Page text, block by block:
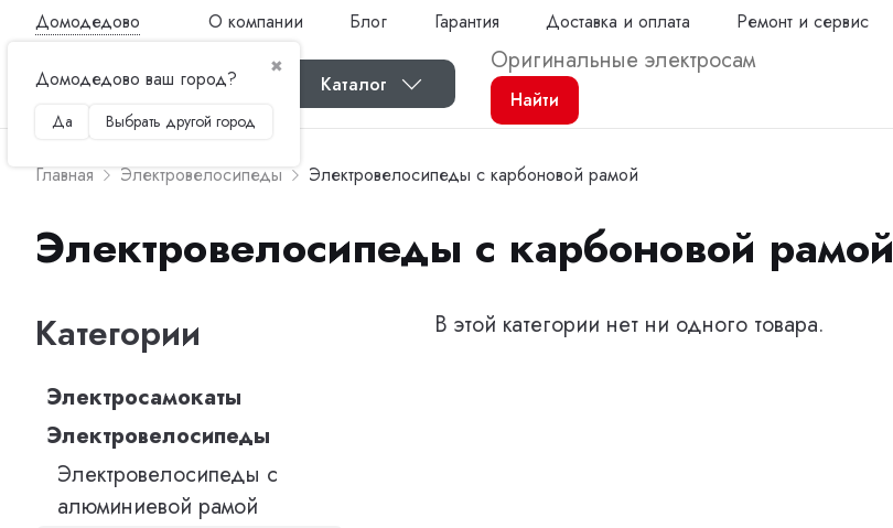
Домодедово
✖
Домодедово ваш город?
Да Выбрать другой город
О компании Блог Гарантия Доставка и оплата Ремонт и сервис
Каталог
Найти
Главная Электровелосипеды Электровелосипеды с карбоновой рамой
Электровелосипеды с карбоновой рамой
Категории
Электросамокаты
Электровелосипеды
Электровелосипеды с
алюминиевой рамой
В этой категории нет ни одного товара.